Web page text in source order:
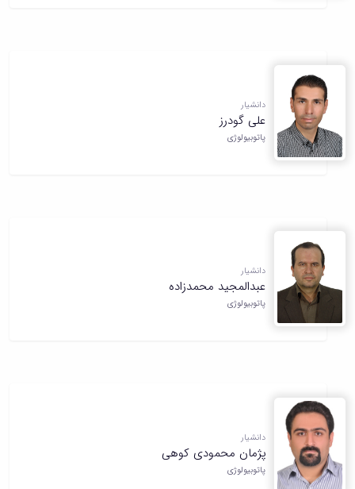
دانشیار
علی گودرز
پاتوبیولوژی
دانشیار
عبدالمجید محمدزاده
پاتوبیولوژی
دانشیار
پژمان محمودی کوهی
پاتوبیولوژی